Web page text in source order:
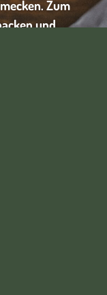
Zum
und